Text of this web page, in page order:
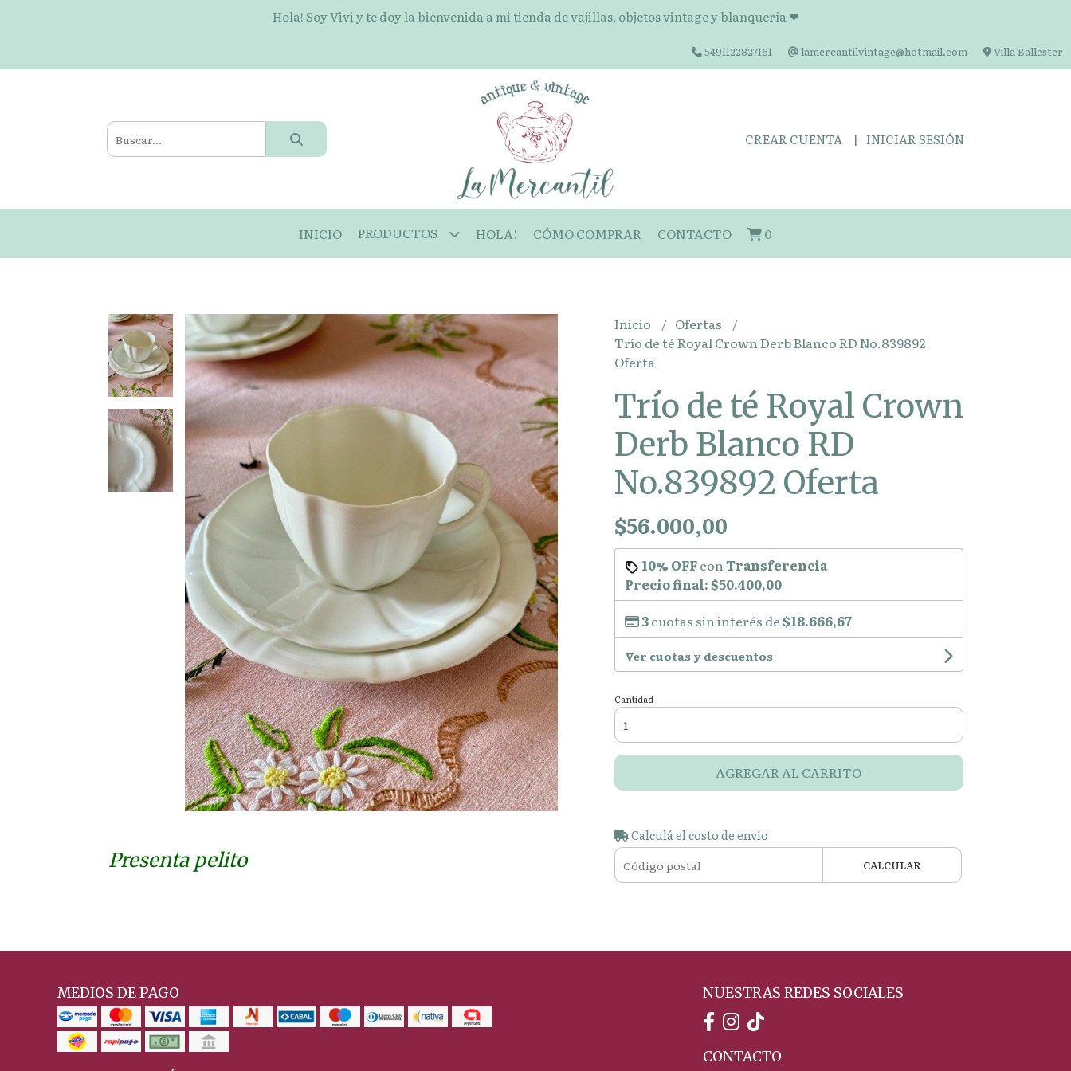
Hola! Soy Vivi y te doy la bienvenida a mi tienda de vajillas, objetos vintage y blanquería ❤
5491122827161 lamercantilvintage@hotmail.com Villa Ballester
CREAR CUENTA INICIAR SESIÓN
INICIO PRODUCTOS HOLA! CÓMO COMPRAR CONTACTO 0
Presenta pelito
Inicio
Ofertas
Trío de té Royal Crown Derb Blanco RD No.839892
Oferta
Trío de té Royal Crown
Derb Blanco RD
No.839892 Oferta
$56.000,00
10% OFFconTransferencia
Precio final:$50.400,00
3cuotas sin interés de$18.666,67
Ver cuotas y descuentos
Cantidad
AGREGAR AL CARRITO
Calculá el costo de envío
CALCULAR
MEDIOS DE PAGO NUESTRAS REDES SOCIALES
CONTACTO